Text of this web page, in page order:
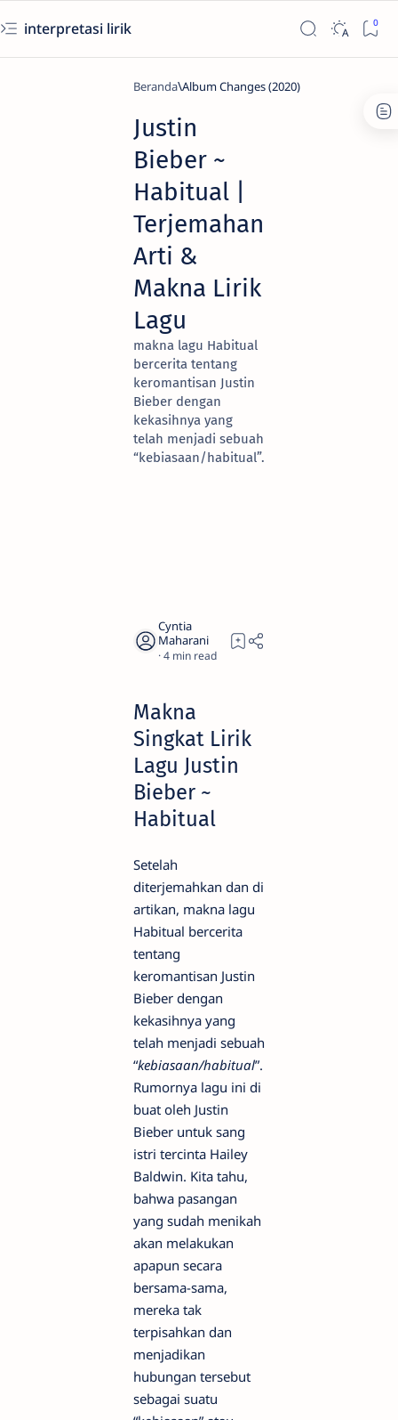
interpretasi lirik
Beranda Album Changes (2020)
Justin
Bieber ~
Habitual |
Terjemahan
Arti &
Makna Lirik
Lagu
makna lagu Habitual
bercerita tentang
keromantisan Justin
Bieber dengan
kekasihnya yang
telah menjadi sebuah
“kebiasaan/habitual”.
4
Makna
Singkat Lirik
Lagu Justin
Bieber ~
Habitual
Setelah
diterjemahkan dan di
artikan, makna lagu
Habitual bercerita
tentang
keromantisan Justin
Bieber dengan
kekasihnya yang
telah menjadi sebuah
“kebiasaan/habitual”.
Rumornya lagu ini di
buat oleh Justin
Bieber untuk sang
istri tercinta Hailey
Baldwin. Kita tahu,
bahwa pasangan
yang sudah menikah
akan melakukan
apapun secara
bersama-sama,
mereka tak
terpisahkan dan
menjadikan
hubungan tersebut
sebagai suatu